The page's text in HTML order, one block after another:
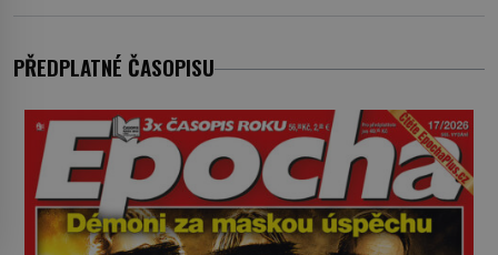
jenom jednou z nemovitostí
PŘEDPLATNÉ ČASOPISU